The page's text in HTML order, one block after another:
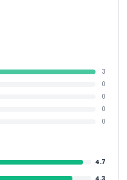
3
0
0
0
0
4.7
4.3